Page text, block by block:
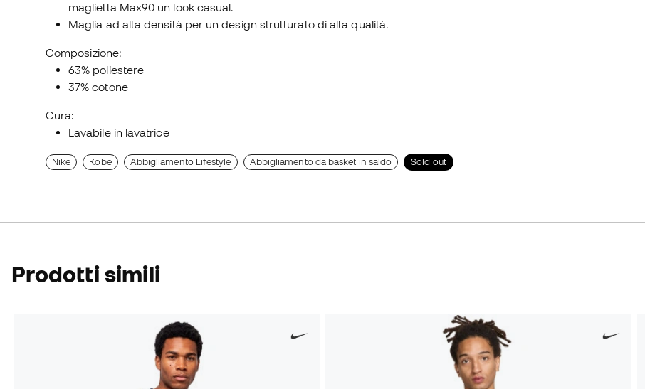
maglietta Max90 un look casual.
Maglia ad alta densità per un design strutturato di alta qualità.
Composizione:
63% poliestere
37% cotone
Cura:
Lavabile in lavatrice
Nike Kobe Abbigliamento Lifestyle Abbigliamento da basket in saldo Sold out
Prodotti simili